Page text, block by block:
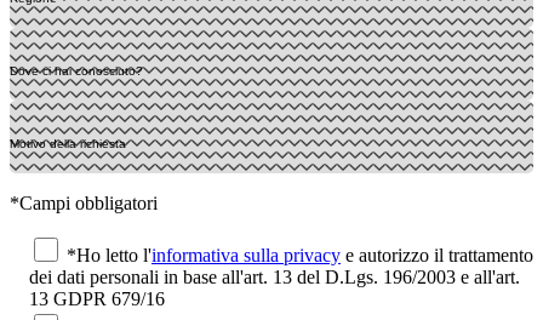
*Campi obbligatori
*Ho letto l'informativa sulla privacy e autorizzo il trattamento
dei dati personali in base all'art. 13 del D.Lgs. 196/2003 e all'art.
13 GDPR 679/16